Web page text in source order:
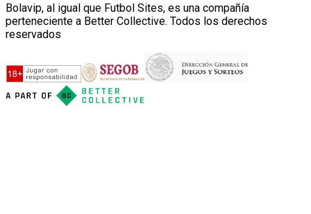
Bolavip, al igual que Futbol Sites, es una compañía
perteneciente a Better Collective. Todos los derechos
reservados